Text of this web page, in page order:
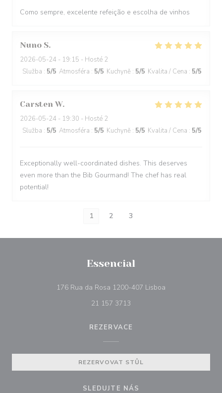
Como sempre, excelente refeição e escolha de vinhos
Nuno S
2026-05-24 - 19:15 - Hosté 2
Služba : 5/5 Atmosféra : 5/5 Kuchyně : 5/5 Kvalita / Cena : 5/5
Carsten W
2026-05-24 - 19:30 - Hosté 2
Služba : 5/5 Atmosféra : 5/5 Kuchyně : 5/5 Kvalita / Cena : 5/5
Exceptionally well-coordinated dishes. This deserves
even more than the Bib Gourmand! The chef has real
potential!
1 2 3
Essencial
176 Rua da Rosa 1200-407 Lisboa
21 157 3713
REZERVACE
REZERVOVAT STŮL
SLEDUJTE NÁS